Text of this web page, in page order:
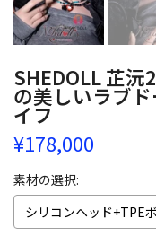
SHEDOLL 芷沅
の美しいラブ
イフ
¥178,000
素材の選択:
シリコンヘッド+TPE